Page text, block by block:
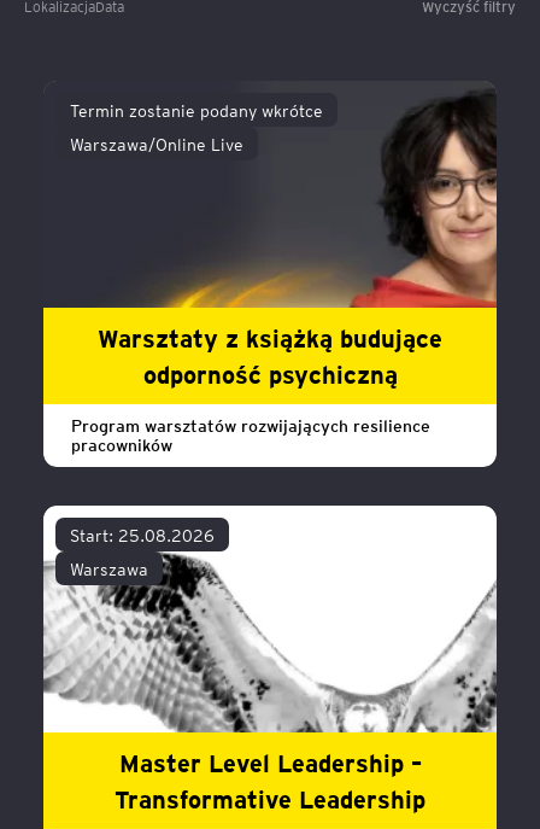
LokalizacjaData Wyczyść filtry
Termin zostanie podany wkrótce
Warszawa/Online Live
Warsztaty z książką budujące
odporność psychiczną
Program warsztatów rozwijających resilience
pracowników
Start: 25.08.2026
Warszawa
Master Level Leadership –
Transformative Leadership